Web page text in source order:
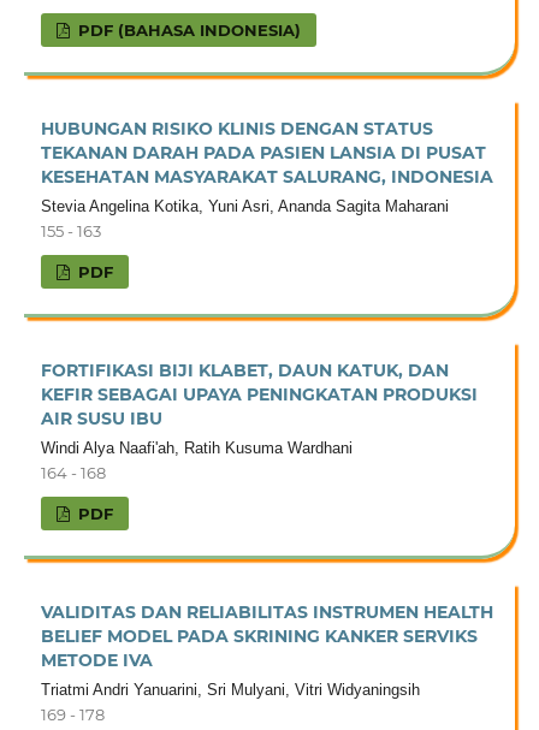
PDF (BAHASA INDONESIA)
HUBUNGAN RISIKO KLINIS DENGAN STATUS
TEKANAN DARAH PADA PASIEN LANSIA DI PUSAT
KESEHATAN MASYARAKAT SALURANG, INDONESIA
Stevia Angelina Kotika, Yuni Asri, Ananda Sagita Maharani
155 - 163
PDF
FORTIFIKASI BIJI KLABET, DAUN KATUK, DAN
KEFIR SEBAGAI UPAYA PENINGKATAN PRODUKSI
AIR SUSU IBU
Windi Alya Naafi'ah, Ratih Kusuma Wardhani
164 - 168
PDF
VALIDITAS DAN RELIABILITAS INSTRUMEN HEALTH
BELIEF MODEL PADA SKRINING KANKER SERVIKS
METODE IVA
Triatmi Andri Yanuarini, Sri Mulyani, Vitri Widyaningsih
169 - 178